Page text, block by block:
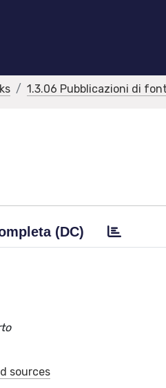
1.3.06 Pubblicazioni di
(DC)
sources